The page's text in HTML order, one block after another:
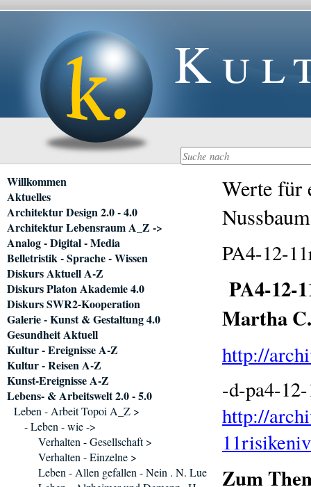
Werte für
Nussbaum
PA4-12-
PA4-12-
Martha
http://
-d-pa4-
http://
Zum
Navigation
überspringen
Willkommen
Aktuelles
Architektur Design 2.0 - 4.0
Architektur Lebensraum A_Z ->
Analog - Digital - Media
Belletristik - Sprache - Wissen
Diskurs Aktuell A-Z
Diskurs Platon Akademie 4.0
Diskurs SWR2-Kooperation
Galerie - Kunst & Gestaltung 4.0
Gesundheit Aktuell
Kultur - Ereignisse A-Z
Kultur - Reisen A-Z
Kunst-Ereignisse A-Z
Lebens- & Arbeitswelt 2.0 - 5.0
Leben - Arbeit Topoi A_Z >
- Leben - wie ->
Verhalten - Gesellschaft >
Verhalten - Einzelne >
Leben - Allen gefallen - Nein . N. Lue